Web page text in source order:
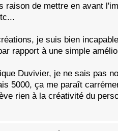
raison de mettre en avant
je suis bien
rapport à une simple
Duvivier, je ne sais pas
5000, ça me paraît
rien à la créativité du